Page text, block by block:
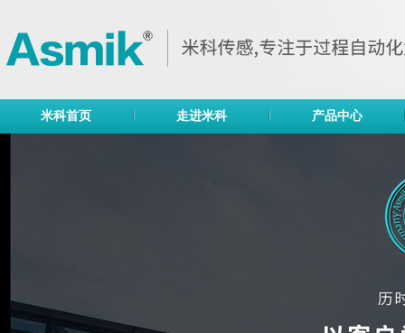
米科首页 走进米科 产品中心